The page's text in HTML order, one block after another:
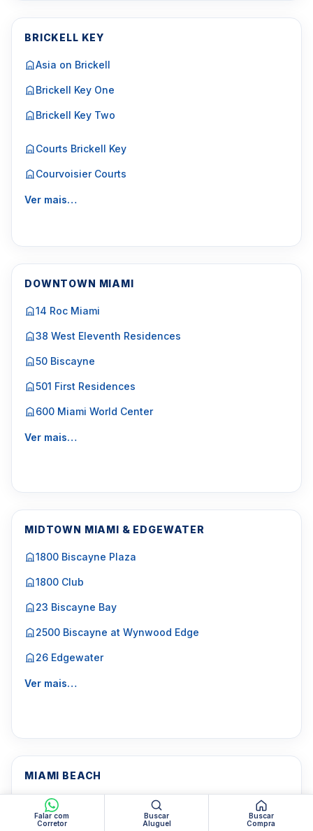
BRICKELL KEY
Asia on Brickell
Brickell Key One
Brickell Key Two
Courts Brickell Key
Courvoisier Courts
Ver mais…
DOWNTOWN MIAMI
14 Roc Miami
38 West Eleventh Residences
50 Biscayne
501 First Residences
600 Miami World Center
Ver mais…
MIDTOWN MIAMI & EDGEWATER
1800 Biscayne Plaza
1800 Club
23 Biscayne Bay
2500 Biscayne at Wynwood Edge
26 Edgewater
Ver mais…
MIAMI BEACH
42 Pine
5600 Collins
Falar com
Corretor
Buscar
Aluguel
Buscar
Compra